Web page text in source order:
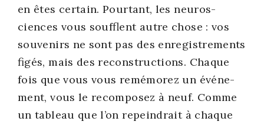
en êtes cer­tain. Pour­tant, les neu­ros­
ciences vous soufflent autre chose : vos
sou­ve­nirs ne sont pas des enre­gis­tre­ments
figés, mais des recons­truc­tions. Chaque
fois que vous vous remé­mo­rez un évé­ne­
ment, vous le recom­po­sez à neuf. Comme
un tableau que l’on repein­drait à chaque